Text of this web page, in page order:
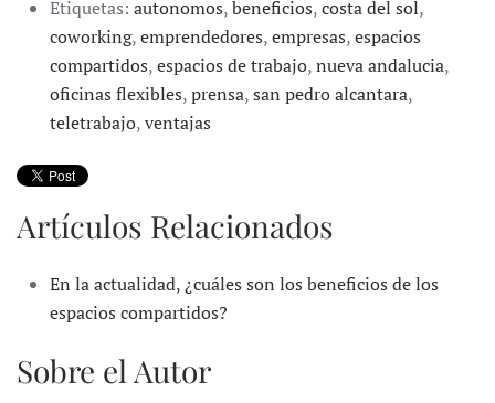
Etiquetas: autonomos,beneficios,costa del sol,
coworking,emprendedores,empresas,espacios
compartidos,espacios de trabajo,nueva andalucia,
oficinas flexibles,prensa,san pedro alcantara,
teletrabajo,ventajas
Artículos Relacionados
En la actualidad, ¿cuáles son los beneficios de los
espacios compartidos?
Sobre el Autor